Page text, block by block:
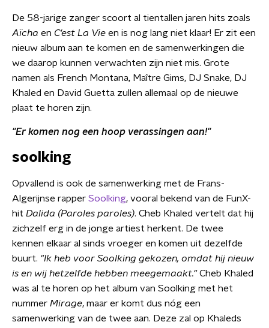
De 58-jarige zanger scoort al tientallen jaren hits zoals
Aïcha en C'est La Vie en is nog lang niet klaar! Er zit een
nieuw album aan te komen en de samenwerkingen die
we daarop kunnen verwachten zijn niet mis. Grote
namen als French Montana, Maître Gims, DJ Snake, DJ
Khaled en David Guetta zullen allemaal op de nieuwe
plaat te horen zijn.
"Er komen nog een hoop verassingen aan!"
soolking
Opvallend is ook de samenwerking met de Frans-
Algerijnse rapper Soolking, vooral bekend van de FunX-
hit Dalida (Paroles paroles). Cheb Khaled vertelt dat hij
zichzelf erg in de jonge artiest herkent. De twee
kennen elkaar al sinds vroeger en komen uit dezelfde
buurt. "Ik heb voor Soolking gekozen, omdat hij nieuw
is en wij hetzelfde hebben meegemaakt."Cheb Khaled
was al te horen op het album van Soolking met het
nummer Mirage, maar er komt dus nóg een
samenwerking van de twee aan. Deze zal op Khaleds